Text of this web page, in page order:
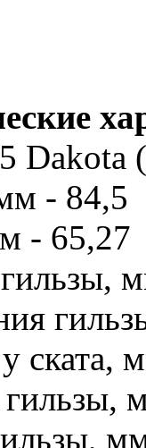
Dakota
- 84,5
- 65,27
ската,